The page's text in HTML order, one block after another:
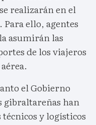
realizarán en el
. Para ello, agentes
asumirán las
de los viajeros
el Gobierno
gibraltareñas han
y logísticos